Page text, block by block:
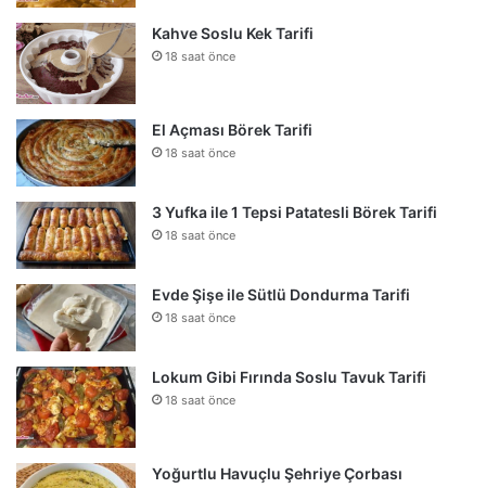
Kahve Soslu Kek Tarifi
18 saat önce
El Açması Börek Tarifi
18 saat önce
3 Yufka ile 1 Tepsi Patatesli Börek Tarifi
18 saat önce
Evde Şişe ile Sütlü Dondurma Tarifi
18 saat önce
Lokum Gibi Fırında Soslu Tavuk Tarifi
18 saat önce
Yoğurtlu Havuçlu Şehriye Çorbası